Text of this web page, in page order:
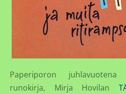
Paperiporon
runokirja, Mirja Hovilan